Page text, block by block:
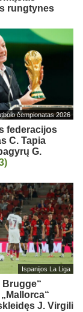
rungtynes
čempionatas 2026
federacijos
C. Tapia
G.
Ispanijos La Liga
Brugge“
J. Virgili